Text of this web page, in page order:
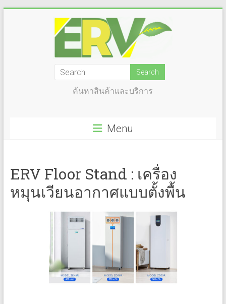
RECOVERY
เครื่อง
หมุนเวียน
อากาศ
ค้นหาสินค้าและบริการ
Menu
ERV Floor Stand : เครื่อง
หมุนเวียนอากาศแบบตั้งพื้น